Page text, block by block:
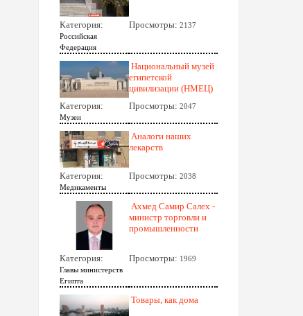
Категория:
Российская
Федерация
Просмотры: 2137
Национальный музей
египетской
цивилизации (НМЕЦ)
Категория:
Музеи
Просмотры: 2047
Аналоги наших
лекарств
Категория:
Медикаменты
Просмотры: 2038
Ахмед Самир Салех -
министр торговли и
промышленности
Категория:
Главы министерств
Египта
Просмотры: 1969
Товары, как дома